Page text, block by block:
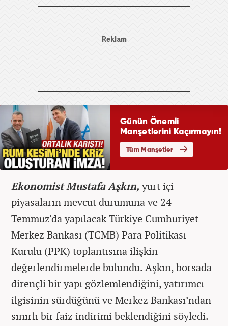
Ekonomist Mustafa Aşkın,yurt içi
piyasaların mevcut durumuna ve 24
Temmuz'da yapılacak Türkiye Cumhuriyet
Merkez Bankası (TCMB) Para Politikası
Kurulu (PPK) toplantısına ilişkin
değerlendirmelerde bulundu. Aşkın, borsada
dirençli bir yapı gözlemlendiğini, yatırımcı
ilgisinin sürdüğünü ve Merkez Bankası’ndan
sınırlı bir faiz indirimi beklendiğini söyledi.